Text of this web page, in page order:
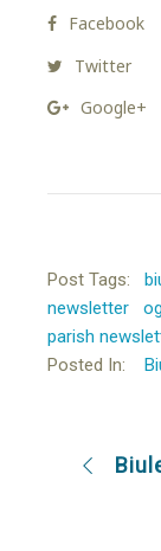
Facebook
Twitter
Google+
Post Tags:
newsletter
parish
Posted In: